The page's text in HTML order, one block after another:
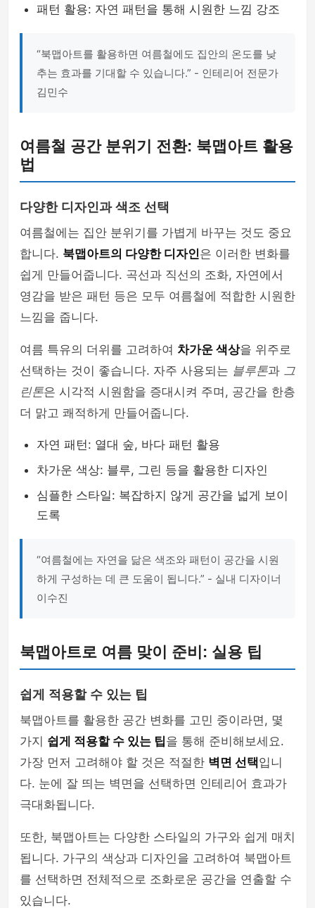
패턴 활용: 자연 패턴을 통해 시원한 느낌 강조
“북맵아트를 활용하면 여름철에도 집안의 온도를 낮
추는 효과를 기대할 수 있습니다.” - 인테리어 전문가
김민수
여름철 공간 분위기 전환: 북맵아트 활용
법
다양한 디자인과 색조 선택
여름철에는 집안 분위기를 가볍게 바꾸는 것도 중요
합니다. 북맵아트의 다양한 디자인은 이러한 변화를
쉽게 만들어줍니다. 곡선과 직선의 조화, 자연에서
영감을 받은 패턴 등은 모두 여름철에 적합한 시원한
느낌을 줍니다.
여름 특유의 더위를 고려하여 차가운 색상을 위주로
선택하는 것이 좋습니다. 자주 사용되는 블루톤과 그
린톤은 시각적 시원함을 증대시켜 주며, 공간을 한층
더 맑고 쾌적하게 만들어줍니다.
자연 패턴: 열대 숲, 바다 패턴 활용
차가운 색상: 블루, 그린 등을 활용한 디자인
심플한 스타일: 복잡하지 않게 공간을 넓게 보이
도록
“여름철에는 자연을 닮은 색조와 패턴이 공간을 시원
하게 구성하는 데 큰 도움이 됩니다.” - 실내 디자이너
이수진
북맵아트로 여름 맞이 준비: 실용 팁
쉽게 적용할 수 있는 팁
북맵아트를 활용한 공간 변화를 고민 중이라면, 몇
가지 쉽게 적용할 수 있는 팁을 통해 준비해보세요.
가장 먼저 고려해야 할 것은 적절한 벽면 선택입니
다. 눈에 잘 띄는 벽면을 선택하면 인테리어 효과가
극대화됩니다.
또한, 북맵아트는 다양한 스타일의 가구와 쉽게 매치
됩니다. 가구의 색상과 디자인을 고려하여 북맵아트
를 선택하면 전체적으로 조화로운 공간을 연출할 수
있습니다.